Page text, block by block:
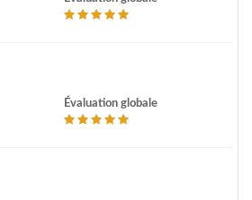
Évaluation globale